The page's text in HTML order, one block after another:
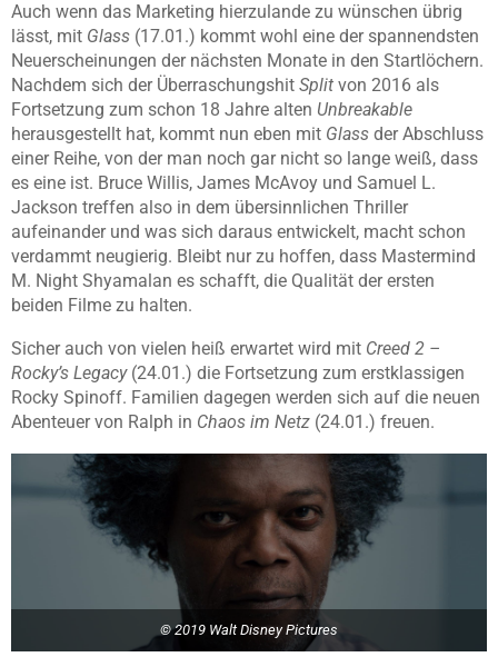
Auch wenn das Marketing hierzulande zu wünschen übrig
lässt, mit Glass (17.01.) kommt wohl eine der spannendsten
Neuerscheinungen der nächsten Monate in den Startlöchern.
Nachdem sich der Überraschungshit Split von 2016 als
Fortsetzung zum schon 18 Jahre alten Unbreakable
herausgestellt hat, kommt nun eben mit Glass der Abschluss
einer Reihe, von der man noch gar nicht so lange weiß, dass
es eine ist. Bruce Willis, James McAvoy und Samuel L.
Jackson treffen also in dem übersinnlichen Thriller
aufeinander und was sich daraus entwickelt, macht schon
verdammt neugierig. Bleibt nur zu hoffen, dass Mastermind
M. Night Shyamalan es schafft, die Qualität der ersten
beiden Filme zu halten.
Sicher auch von vielen heiß erwartet wird mit Creed 2 –
Rocky’s Legacy(24.01.) die Fortsetzung zum erstklassigen
Rocky Spinoff. Familien dagegen werden sich auf die neuen
Abenteuer von Ralph in Chaos im Netz (24.01.) freuen.
© 2019 Walt Disney Pictures